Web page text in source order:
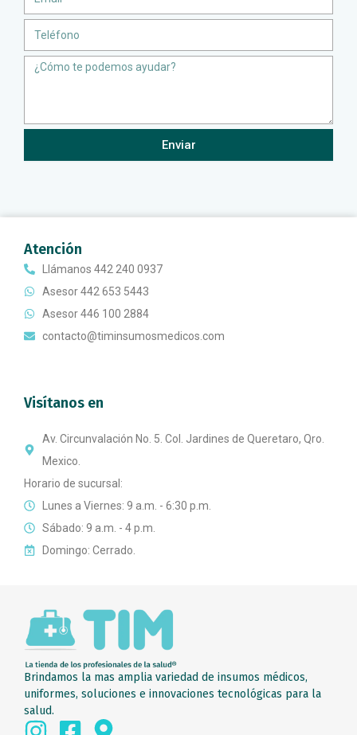
Message
Enviar
Atención
Llámanos 442 240 0937
Asesor 442 653 5443
Asesor 446 100 2884
contacto@timinsumosmedicos.com
Visítanos en
Av. Circunvalación No. 5. Col. Jardines de Queretaro, Qro.
Mexico.
Horario de sucursal:
Lunes a Viernes: 9 a.m. - 6:30 p.m.
Sábado: 9 a.m. - 4 p.m.
Domingo: Cerrado.
Brindamos la mas amplia variedad de insumos médicos,
uniformes, soluciones e innovaciones tecnológicas para la
salud.